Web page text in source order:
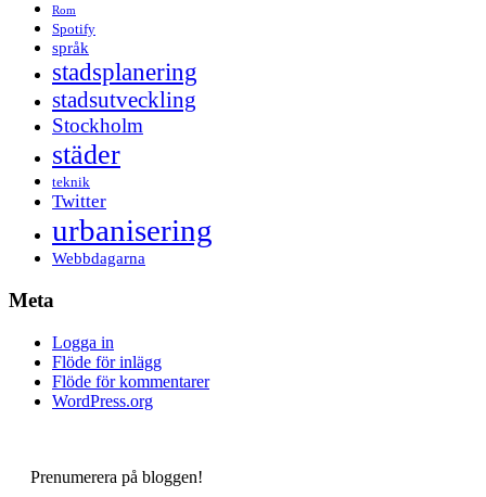
Rom
Spotify
språk
stadsplanering
stadsutveckling
Stockholm
städer
teknik
Twitter
urbanisering
Webbdagarna
Meta
Logga in
Flöde för inlägg
Flöde för kommentarer
WordPress.org
Prenumerera på bloggen!